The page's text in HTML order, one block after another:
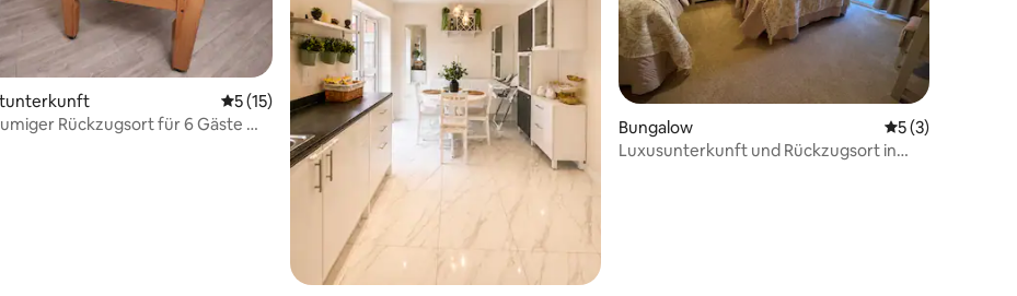
4,96 von 5, 68 Bewertungen
Durchschnittliche Bewertung: 5 von 5, 15 Bewertungen
5 (15)
Rückzugsort für 6 Gäste mit
Bungalow
5 (3)
Luxusunterkunft und Rückzugsort in